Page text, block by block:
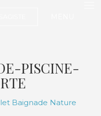
PISCINE-
Baignade Nature